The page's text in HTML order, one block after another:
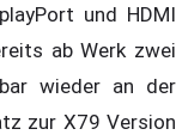
und HDMI
ab Werk zwei
wieder an der
zur X79 Version